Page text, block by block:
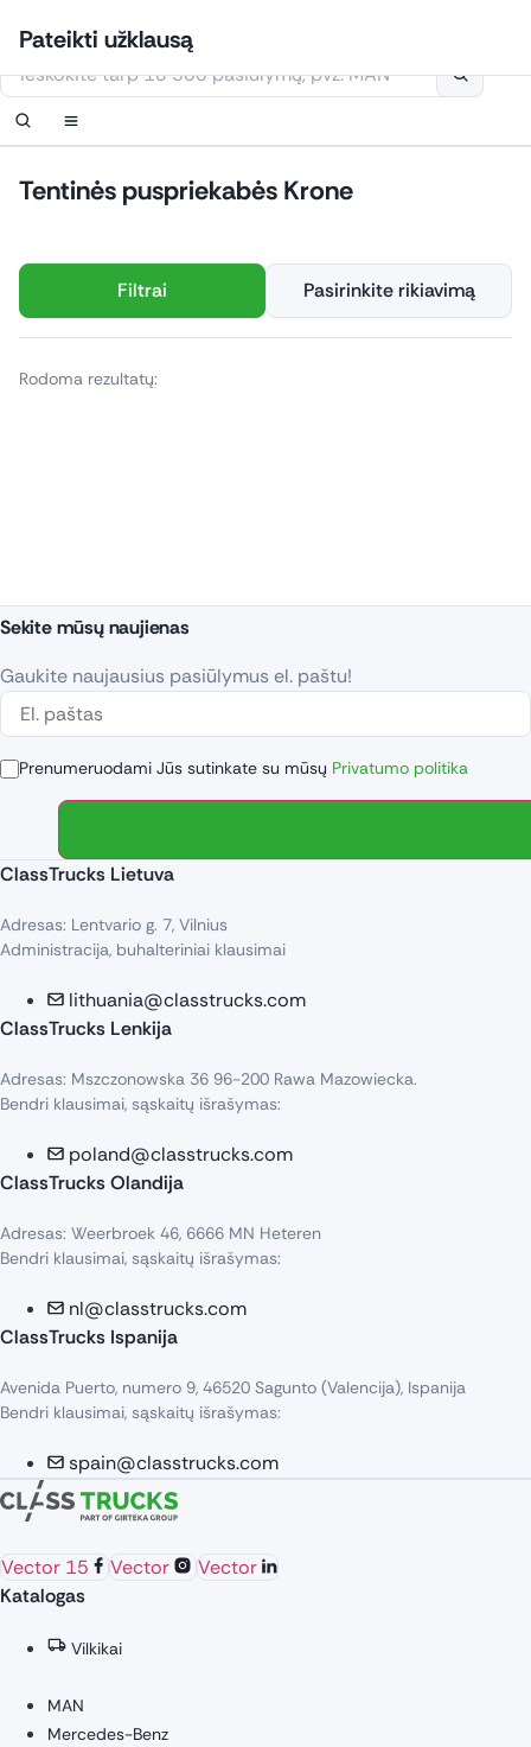
prie
turinio
Tentinės puspriekabės Krone
Filtrai Pasirinkite rikiavimą
Rodoma rezultatų:
Sekite mūsų naujienas
Gaukite naujausius pasiūlymus el. paštu!
Prenumeruodami Jūs sutinkate su mūsų Privatumo politika
ClassTrucks Lietuva
Adresas: Lentvario g. 7, Vilnius
Administracija, buhalteriniai klausimai
lithuania@classtrucks.com
ClassTrucks Lenkija​
Adresas: Mszczonowska 36 96-200 Rawa Mazowiecka.
Bendri klausimai, sąskaitų išrašymas:
poland@classtrucks.com
ClassTrucks Olandija​
Adresas: Weerbroek 46, 6666 MN Heteren
Bendri klausimai, sąskaitų išrašymas:
nl@classtrucks.com
ClassTrucks Ispanija
Avenida Puerto, numero 9, 46520 Sagunto (Valencija), Ispanija
Bendri klausimai, sąskaitų išrašymas:
spain@classtrucks.com
Vector 15 Vector
Vector
Katalogas
Vilkikai
MAN
Mercedes-Benz
Prisijungti
Nustatyti pranešimą
Šioje svetainėje naudojami slapukai
Susisiekite
Užsakyti perskambinimą
Pateikti užklausą
Nustatyti pranešimą